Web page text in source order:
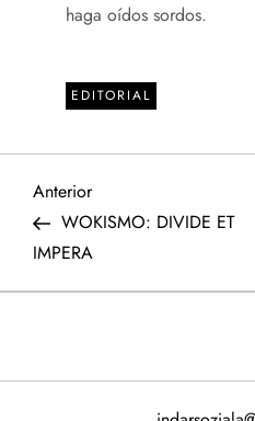
haga oídos sordos.
EDITORIAL
N
a
v
Entrada
anterior
Anterior
WOKISMO: DIVIDE ET
IMPERA